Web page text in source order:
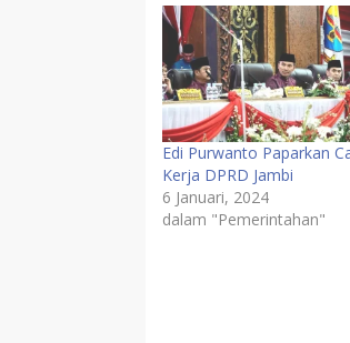
Edi Purwanto Paparkan
Kerja DPRD Jambi
6 Januari, 2024
dalam "Pemerintahan"